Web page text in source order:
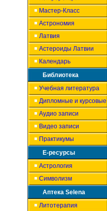
Мастер-Класс
Астрономия
Латвия
Астероиды Латвии
Календарь
Библиотека
Учебная литература
Дипломные и курсовые
Аудио записи
Видео записи
Практикумы
Е-ресурсы
Астрология
Символизм
Аптека Selena
Литотерапия